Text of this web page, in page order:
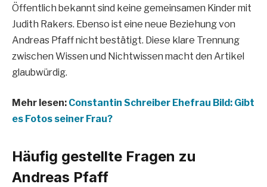
Öffentlich bekannt sind keine gemeinsamen Kinder mit
Judith Rakers. Ebenso ist eine neue Beziehung von
Andreas Pfaff nicht bestätigt. Diese klare Trennung
zwischen Wissen und Nichtwissen macht den Artikel
glaubwürdig.
Mehr lesen: Constantin Schreiber Ehefrau Bild: Gibt
es Fotos seiner Frau?
Häufig gestellte Fragen zu
Andreas Pfaff